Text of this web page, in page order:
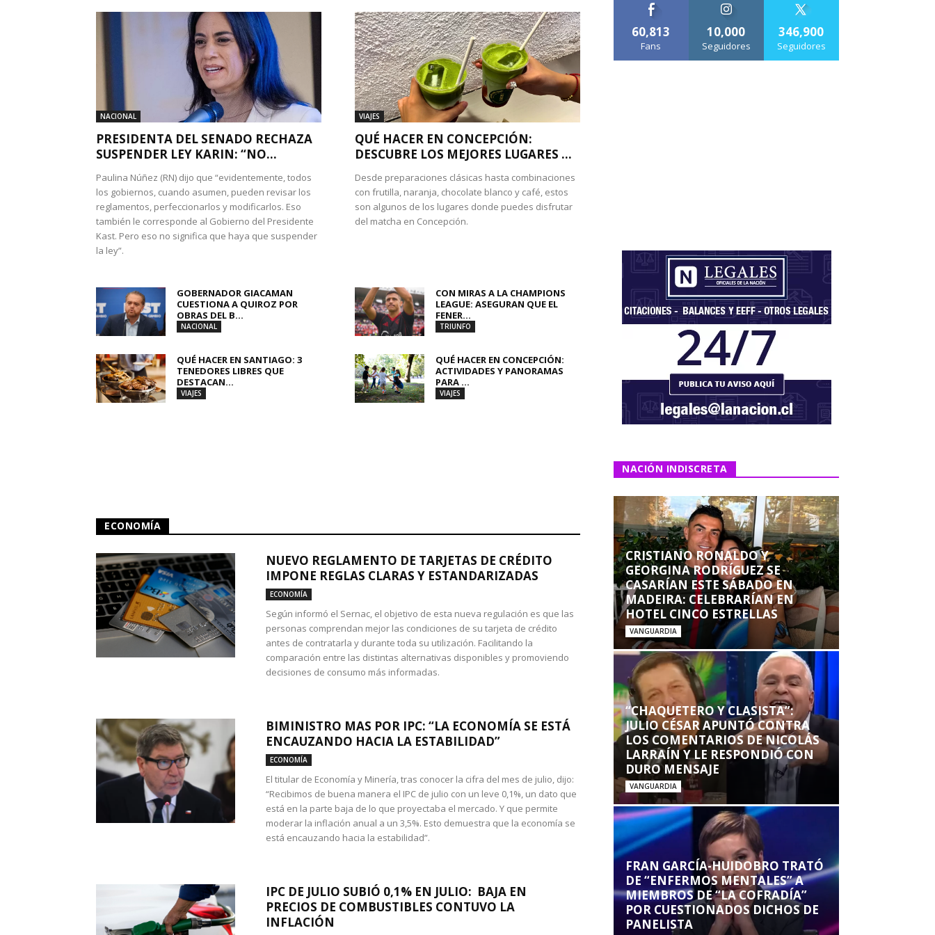
NACIONAL
PRESIDENTA DEL SENADO RECHAZA
SUSPENDER LEY KARIN: “NO...
Paulina Núñez (RN) dijo que “evidentemente, todos
los gobiernos, cuando asumen, pueden revisar los
reglamentos, perfeccionarlos y modificarlos. Eso
también le corresponde al Gobierno del Presidente
Kast. Pero eso no significa que haya que suspender
la ley”.
VIAJES
QUÉ HACER EN CONCEPCIÓN:
DESCUBRE LOS MEJORES LUGARES ...
Desde preparaciones clásicas hasta combinaciones
con frutilla, naranja, chocolate blanco y café, estos
son algunos de los lugares donde puedes disfrutar
del matcha en Concepción.
GOBERNADOR GIACAMAN
CUESTIONA A QUIROZ POR
OBRAS DEL B...
NACIONAL
CON MIRAS A LA CHAMPIONS
LEAGUE: ASEGURAN QUE EL
FENER...
TRIUNFO
QUÉ HACER EN SANTIAGO: 3
TENEDORES LIBRES QUE
DESTACAN...
VIAJES
QUÉ HACER EN CONCEPCIÓN:
ACTIVIDADES Y PANORAMAS
PARA ...
VIAJES
ECONOMÍA
NUEVO REGLAMENTO DE TARJETAS DE CRÉDITO
IMPONE REGLAS CLARAS Y ESTANDARIZADAS
ECONOMÍA
Según informó el Sernac, el objetivo de esta nueva regulación es que las
personas comprendan mejor las condiciones de su tarjeta de crédito
antes de contratarla y durante toda su utilización. Facilitando la
comparación entre las distintas alternativas disponibles y promoviendo
decisiones de consumo más informadas.
BIMINISTRO MAS POR IPC: “LA ECONOMÍA SE ESTÁ
ENCAUZANDO HACIA LA ESTABILIDAD”
ECONOMÍA
El titular de Economía y Minería, tras conocer la cifra del mes de julio, dijo:
“Recibimos de buena manera el IPC de julio con un leve 0,1%, un dato que
está en la parte baja de lo que proyectaba el mercado. Y que permite
moderar la inflación anual a un 3,5%. Esto demuestra que la economía se
está encauzando hacia la estabilidad”.
IPC DE JULIO SUBIÓ 0,1% EN JULIO: BAJA EN
PRECIOS DE COMBUSTIBLES CONTUVO LA
INFLACIÓN
60,813
Fans
10,000
Seguidores
346,900
Seguidores
NACIÓN INDISCRETA
CRISTIANO RONALDO Y
GEORGINA RODRÍGUEZ SE
CASARÍAN ESTE SÁBADO EN
MADEIRA: CELEBRARÍAN EN
HOTEL CINCO ESTRELLAS
VANGUARDIA
“CHAQUETERO Y CLASISTA”:
JULIO CÉSAR APUNTÓ CONTRA
LOS COMENTARIOS DE NICOLÁS
LARRAÍN Y LE RESPONDIÓ CON
DURO MENSAJE
VANGUARDIA
FRAN GARCÍA-HUIDOBRO TRATÓ
DE “ENFERMOS MENTALES” A
MIEMBROS DE “LA COFRADÍA”
POR CUESTIONADOS DICHOS DE
PANELISTA